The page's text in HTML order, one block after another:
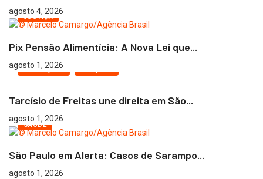
agosto 4, 2026
JUSTIÇA
Pix Pensão Alimentícia: A Nova Lei que...
agosto 1, 2026
DESTAQUES ELEIÇÕES
Tarcísio de Freitas une direita em São...
agosto 1, 2026
SAÚDE
São Paulo em Alerta: Casos de Sarampo...
agosto 1, 2026